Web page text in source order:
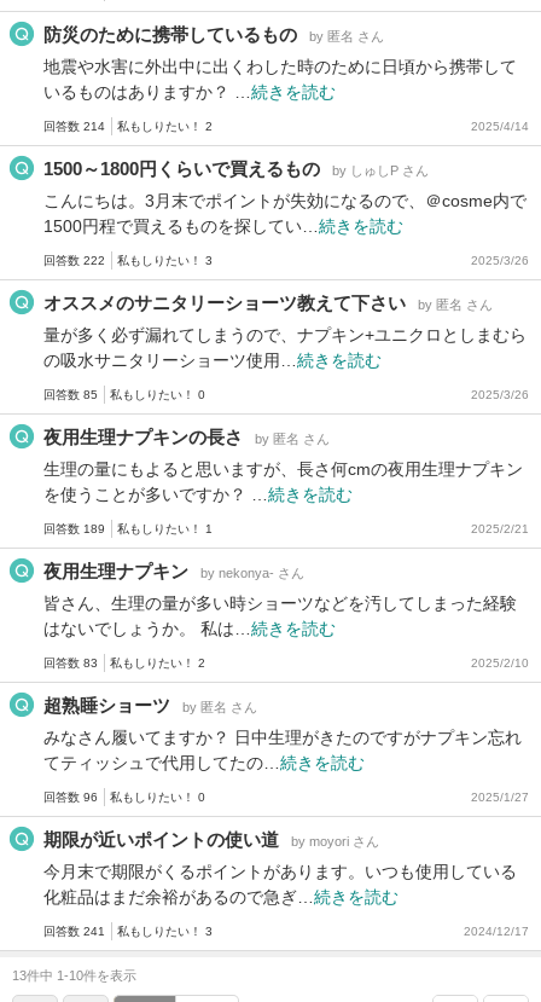
防災のために携帯しているもの by 匿名 さん
地震や水害に外出中に出くわした時のために日頃から携帯して
いるものはありますか？ … 続きを読む
回答数 214 私もしりたい！ 2 2025/4/14
1500～1800円くらいで買えるもの by しゅしP さん
こんにちは。3月末でポイントが失効になるので、＠cosme内で
1500円程で買えるものを探してい… 続きを読む
回答数 222 私もしりたい！ 3 2025/3/26
オススメのサニタリーショーツ教えて下さい by 匿名 さん
量が多く必ず漏れてしまうので、ナプキン+ユニクロとしまむら
の吸水サニタリーショーツ使用… 続きを読む
回答数 85 私もしりたい！ 0 2025/3/26
夜用生理ナプキンの長さ by 匿名 さん
生理の量にもよると思いますが、長さ何cmの夜用生理ナプキン
を使うことが多いですか？ … 続きを読む
回答数 189 私もしりたい！ 1 2025/2/21
夜用生理ナプキン by nekonya- さん
皆さん、生理の量が多い時ショーツなどを汚してしまった経験
はないでしょうか。 私は… 続きを読む
回答数 83 私もしりたい！ 2 2025/2/10
超熟睡ショーツ by 匿名 さん
みなさん履いてますか？ 日中生理がきたのですがナプキン忘れ
てティッシュで代用してたの… 続きを読む
回答数 96 私もしりたい！ 0 2025/1/27
期限が近いポイントの使い道 by moyori さん
今月末で期限がくるポイントがあります。いつも使用している
化粧品はまだ余裕があるので急ぎ… 続きを読む
回答数 241 私もしりたい！ 3 2024/12/17
13件中 1-10件を表示